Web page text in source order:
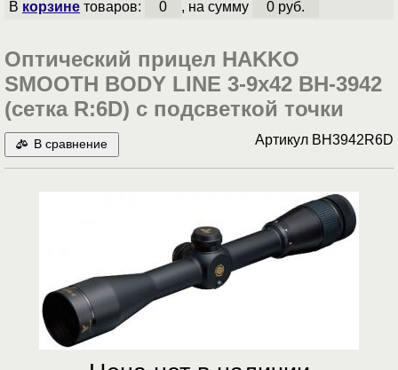
В корзинетоваров: 0 , на сумму 0 руб.
Оптический прицел HAKKO
SMOOTH BODY LINE 3-9x42 BH-3942
(сетка R:6D) с подсветкой точки
В сравнение Артикул BH3942R6D